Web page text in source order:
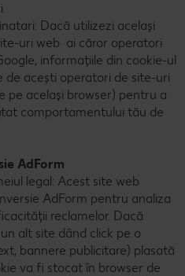
Dacă utilizezi același
uri web ai căror operatori
informațiile din cookie-ul
acești operatori de site-uri
pe același browser) pentru a
comportamentului tău de
AdForm
legal: Acest site web
AdForm pentru analiza
reclamelor. Dacă
alt site dând click pe o
bannere publicitare) plasată
va fi stocat în browser de